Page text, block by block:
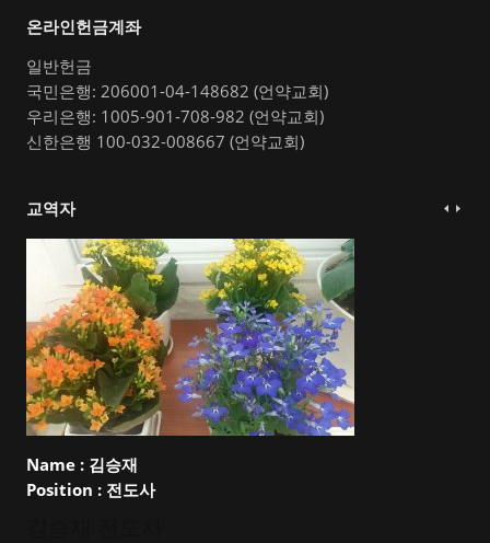
온라인헌금계좌
일반헌금
국민은행: 206001-04-148682 (언약교회)
우리은행: 1005-901-708-982 (언약교회)
신한은행 100-032-008667 (언약교회)
교역자
Name : 김승재
Position : 전도사